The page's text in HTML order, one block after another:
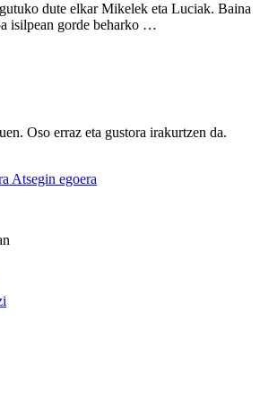
dute elkar Mikelek eta Luciak. Baina
isilpean gorde beharko …
Oso erraz eta gustora irakurtzen da.
Atsegin egoera